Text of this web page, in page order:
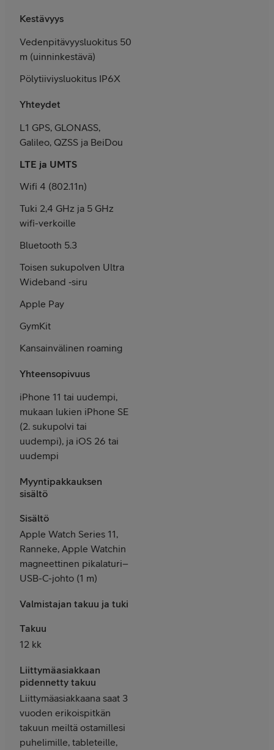
Kestävyys
Vedenpitävyys­luokitus 50
m (uinnin­kestävä)
Pölytiiviys­luokitus IP6X
Yhteydet
L1 GPS, GLONASS,
Galileo, QZSS ja BeiDou
LTE ja UMTS
Wifi 4 (802.11n)
Tuki 2,4 GHz ja 5 GHz
wifi-verkoille
Bluetooth 5.3
Toisen suku­polven Ultra
Wideband ‑siru
Apple Pay
GymKit
Kansain­välinen roaming
Yhteensopivuus
iPhone 11 tai uudempi,
mukaan lukien iPhone SE
(2. sukupolvi tai
uudempi), ja iOS 26 tai
uudempi
Myyntipakkauksen
sisältö
Sisältö
Apple Watch Series 11,
Ranneke, Apple Watchin
magneettinen pika­laturi–
USB-C-johto (1 m)
Valmistajan takuu ja tuki
Takuu
12 kk
Liittymäasiakkaan
pidennetty takuu
Liittymäasiakkaana saat 3
vuoden erikoispitkän
takuun meiltä ostamillesi
puhelimille, tableteille,